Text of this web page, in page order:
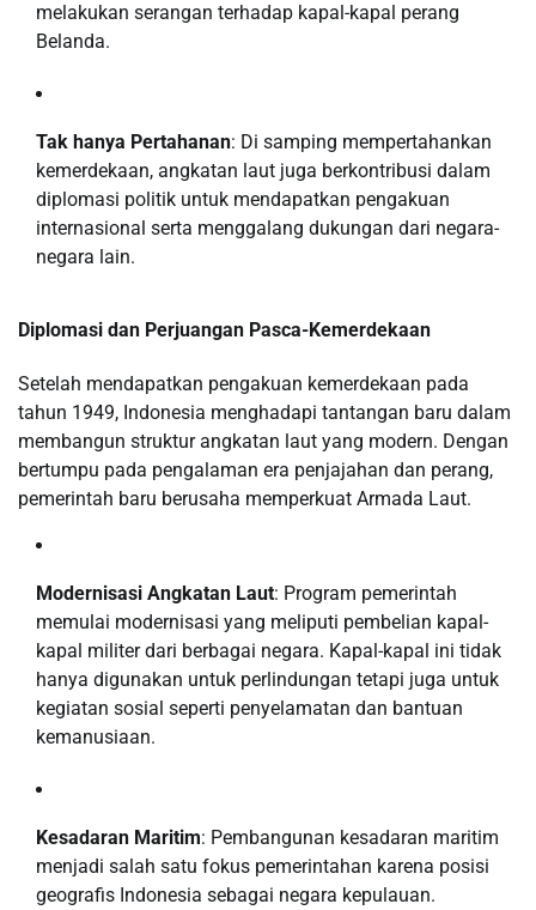
melakukan serangan terhadap kapal-kapal perang
Belanda.
Tak hanya Pertahanan: Di samping mempertahankan
kemerdekaan, angkatan laut juga berkontribusi dalam
diplomasi politik untuk mendapatkan pengakuan
internasional serta menggalang dukungan dari negara-
negara lain.
Diplomasi dan Perjuangan Pasca-Kemerdekaan
Setelah mendapatkan pengakuan kemerdekaan pada
tahun 1949, Indonesia menghadapi tantangan baru dalam
membangun struktur angkatan laut yang modern. Dengan
bertumpu pada pengalaman era penjajahan dan perang,
pemerintah baru berusaha memperkuat Armada Laut.
Modernisasi Angkatan Laut: Program pemerintah
memulai modernisasi yang meliputi pembelian kapal-
kapal militer dari berbagai negara. Kapal-kapal ini tidak
hanya digunakan untuk perlindungan tetapi juga untuk
kegiatan sosial seperti penyelamatan dan bantuan
kemanusiaan.
Kesadaran Maritim: Pembangunan kesadaran maritim
menjadi salah satu fokus pemerintahan karena posisi
geografis Indonesia sebagai negara kepulauan.